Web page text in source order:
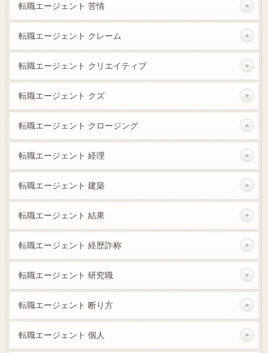
転職エージェント 苦情
転職エージェント クレーム
転職エージェント クリエイティブ
転職エージェント クズ
転職エージェント クロージング
転職エージェント 経理
転職エージェント 建築
転職エージェント 結果
転職エージェント 経歴詐称
転職エージェント 研究職
転職エージェント 断り方
転職エージェント 個人